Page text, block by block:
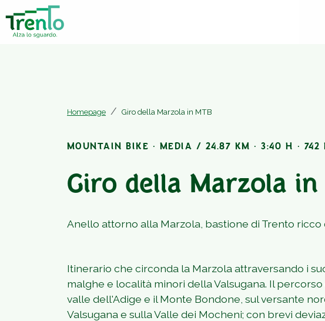
Homepage Giro della Marzola in MTB
Giro della Marzola in
MOUNTAIN BIKE · MEDIA / 24.87 KM · 3:40 H · 742
Anello attorno alla Marzola, bastione di Trento ricco
Itinerario che circonda la Marzola attraversando i
malghe e località minori della Valsugana. Il
valle dell'Adige e il Monte Bondone, sul versante
Valsugana e sulla Valle dei Mocheni; con brevi